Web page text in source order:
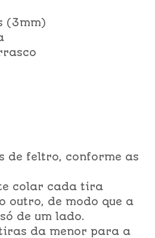
(3mm)
de feltro, conforme as
colar cada tira
outro, de modo que a
de um lado.
da menor para a